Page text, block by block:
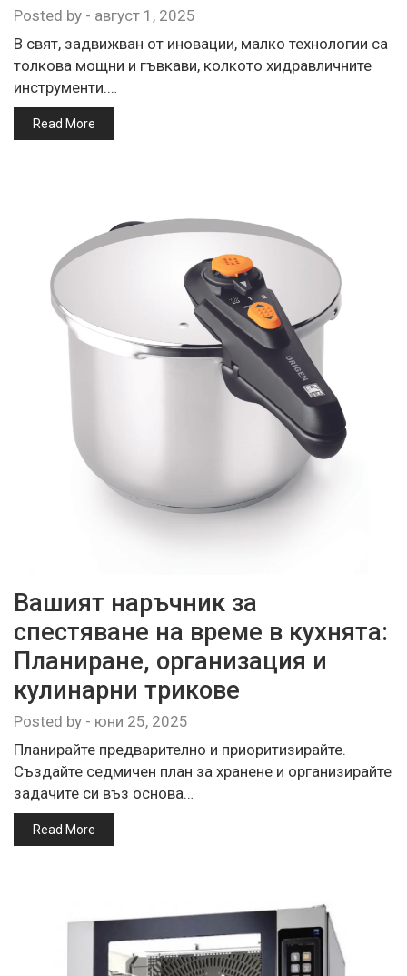
Posted by - август 1, 2025
В свят, задвижван от иновации, малко технологии са
толкова мощни и гъвкави, колкото хидравличните
инструменти.…
Read More
Вашият наръчник за
спестяване на време в кухнята:
Планиране, организация и
кулинарни трикове
Posted by - юни 25, 2025
Планирайте предварително и приоритизирайте.
Създайте седмичен план за хранене и организирайте
задачите си въз основа…
Read More